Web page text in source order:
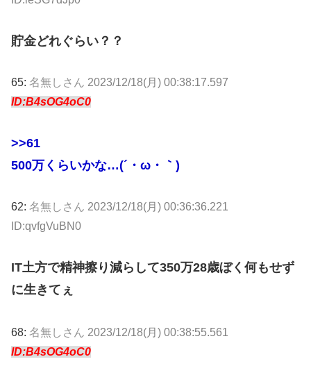
貯金どれぐらい？？
65: 名無しさん 2023/12/18(月) 00:38:17.597
ID:B4sOG4oC0
>>61
500万くらいかな…(´・ω・｀)
62: 名無しさん 2023/12/18(月) 00:36:36.221
ID:qvfgVuBN0
IT土方で精神擦り減らして350万28歳ぼく何もせず
に生きてぇ
68: 名無しさん 2023/12/18(月) 00:38:55.561
ID:B4sOG4oC0